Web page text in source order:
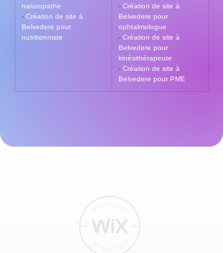
naturopathe
- Création de site à
Belvedere pour
nutritionniste
- Création de site à
Belvedere pour
ophtalmologue
- Création de site à
Belvedere pour
kinésithérapeute
- Création de site à
Belvedere pour PME